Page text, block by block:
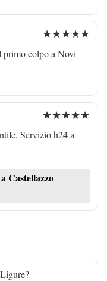
★★★★★
primo colpo a Novi
★★★★★
Servizio h24 a
Castellazzo